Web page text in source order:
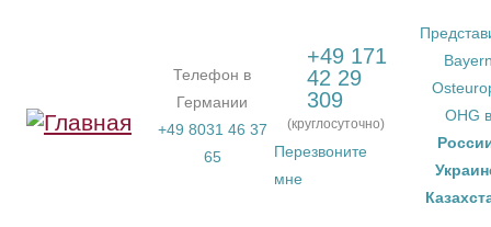
Телефон в
Германии
+49 8031 46 37
65
+49 171
42 29
309
(круглосуточно)
Перезвоните
мне
OHG в